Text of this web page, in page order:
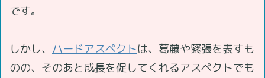
です。
しかし、 ハードアスペクトは、葛藤や緊張を表すも
のの、そのあと成長を促してくれるアスペクトでも